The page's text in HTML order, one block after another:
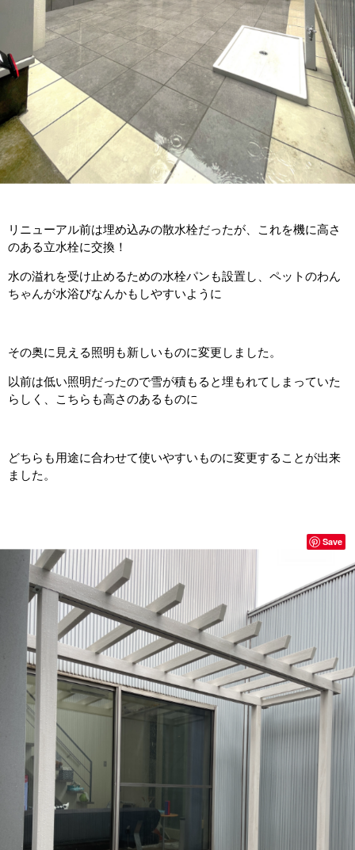
リニューアル前は埋め込みの散水栓だったが、これを機に高さ
のある立水栓に交換！
水の溢れを受け止めるための水栓パンも設置し、ペットのわん
ちゃんが水浴びなんかもしやすいように
その奥に見える照明も新しいものに変更しました。
以前は低い照明だったので雪が積もると埋もれてしまっていた
らしく、こちらも高さのあるものに
どちらも用途に合わせて使いやすいものに変更することが出来
ました。
Save